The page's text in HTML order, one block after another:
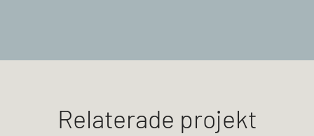
Relaterade projekt